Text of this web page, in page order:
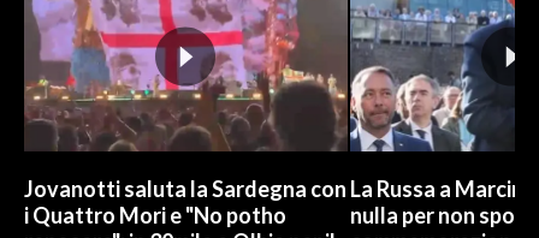
Jovanotti saluta la Sardegna con
i Quattro Mori e "No potho
La Russa a
nulla per non